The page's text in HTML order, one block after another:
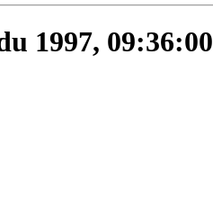
1997, 09:36:00